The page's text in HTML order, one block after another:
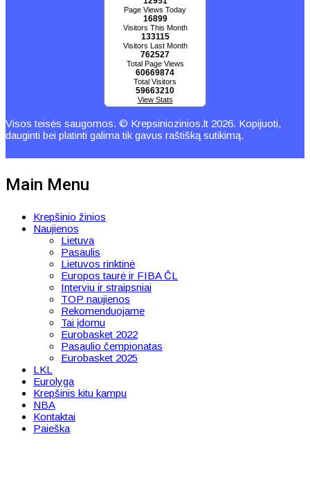
Page Views Today
16899
Visitors This Month
133115
Visitors Last Month
762527
Total Page Views
60669874
Total Visitors
59663210
View Stats
Visos teisės saugomos. © Krepsiniozinios.lt 2026. Kopijuoti,
dauginti bei platinti galima tik gavus raštišką sutikimą.
Main Menu
Krepšinio žinios
Naujienos
Lietuva
Pasaulis
Lietuvos rinktinė
Europos taurė ir FIBA ČL
Interviu ir straipsniai
TOP naujienos
Rekomenduojame
Tai įdomu
Eurobasket 2022
Pasaulio čempionatas
Eurobasket 2025
LKL
Eurolyga
Krepšinis kitu kampu
NBA
Kontaktai
Paieška